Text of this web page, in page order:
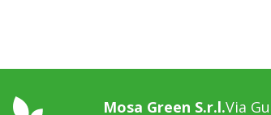
Mosa Green S.r.l.Via